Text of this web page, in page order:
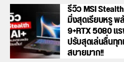
รีวิว MSI
มิ่งสุดเรียบหรู พ
9+RTX 5080 แ
ปรับสุดเล่นลื่นทุ
สบายมาก!!